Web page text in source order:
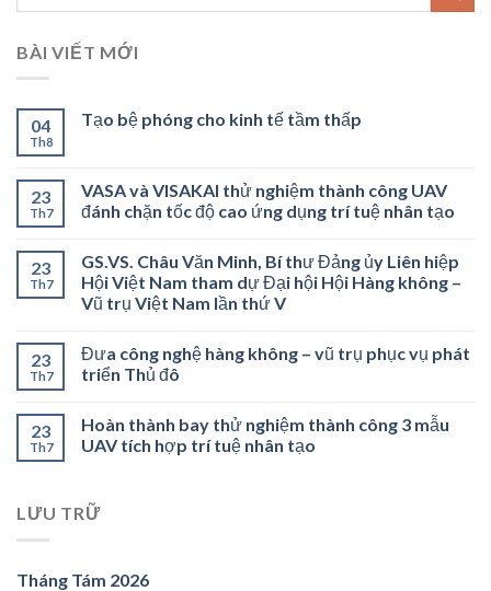
BÀI VIẾT MỚI
04
Th8
Tạo bệ phóng cho kinh tế tầm thấp
23
Th7
VASA và VISAKAI thử nghiệm thành công UAV
đánh chặn tốc độ cao ứng dụng trí tuệ nhân tạo
23
Th7
GS.VS. Châu Văn Minh, Bí thư Đảng ủy Liên hiệp
Hội Việt Nam tham dự Đại hội Hội Hàng không –
Vũ trụ Việt Nam lần thứ V
23
Th7
Đưa công nghệ hàng không – vũ trụ phục vụ phát
triển Thủ đô
23
Th7
Hoàn thành bay thử nghiệm thành công 3 mẫu
UAV tích hợp trí tuệ nhân tạo
LƯU TRỮ
Tháng Tám 2026